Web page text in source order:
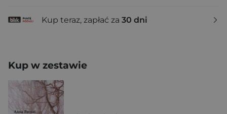
Kup teraz, zapłać za 30 dni
Kup w zestawie